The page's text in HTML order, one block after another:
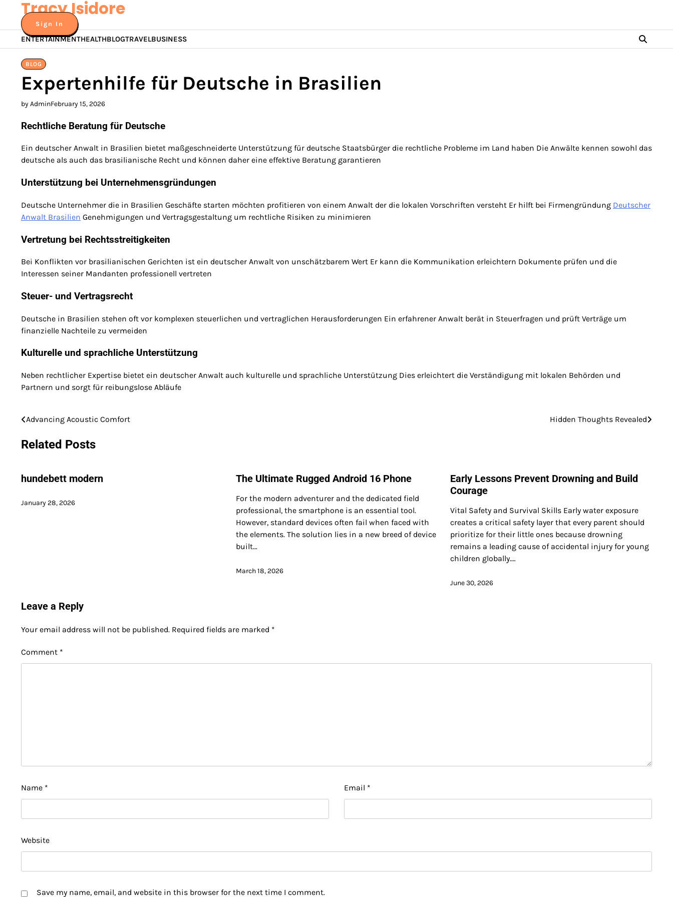
content
Tracy Isidore
Sign In
ENTERTAINMENTHEALTHBLOGTRAVELBUSINESS
BLOG
Expertenhilfe für Deutsche in Brasilien
by AdminFebruary 15, 2026
Rechtliche Beratung für Deutsche
Ein deutscher Anwalt in Brasilien bietet maßgeschneiderte Unterstützung für deutsche Staatsbürger die rechtliche Probleme im Land haben Die Anwälte kennen sowohl das
deutsche als auch das brasilianische Recht und können daher eine effektive Beratung garantieren
Unterstützung bei Unternehmensgründungen
Deutsche Unternehmer die in Brasilien Geschäfte starten möchten profitieren von einem Anwalt der die lokalen Vorschriften versteht Er hilft bei Firmengründung Deutscher
Anwalt Brasilien Genehmigungen und Vertragsgestaltung um rechtliche Risiken zu minimieren
Vertretung bei Rechtsstreitigkeiten
Bei Konflikten vor brasilianischen Gerichten ist ein deutscher Anwalt von unschätzbarem Wert Er kann die Kommunikation erleichtern Dokumente prüfen und die
Interessen seiner Mandanten professionell vertreten
Steuer- und Vertragsrecht
Deutsche in Brasilien stehen oft vor komplexen steuerlichen und vertraglichen Herausforderungen Ein erfahrener Anwalt berät in Steuerfragen und prüft Verträge um
finanzielle Nachteile zu vermeiden
Kulturelle und sprachliche Unterstützung
Neben rechtlicher Expertise bietet ein deutscher Anwalt auch kulturelle und sprachliche Unterstützung Dies erleichtert die Verständigung mit lokalen Behörden und
Partnern und sorgt für reibungslose Abläufe
Post
navigation
Advancing Acoustic Comfort Hidden Thoughts Revealed
Related Posts
hundebett modern
January 28, 2026
The Ultimate Rugged Android 16 Phone
For the modern adventurer and the dedicated field
professional, the smartphone is an essential tool.
However, standard devices often fail when faced with
the elements. The solution lies in a new breed of device
built…
March 18, 2026
Early Lessons Prevent Drowning and Build
Courage
Vital Safety and Survival Skills Early water exposure
creates a critical safety layer that every parent should
prioritize for their little ones because drowning
remains a leading cause of accidental injury for young
children globally.…
June 30, 2026
Leave a Reply
Your email address will not be published. Required fields are marked *
Comment *
Name * Email *
Website
Save my name, email, and website in this browser for the next time I comment.